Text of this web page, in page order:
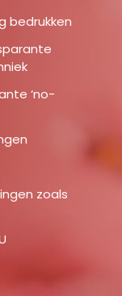
bedrukken
‘no-
zoals